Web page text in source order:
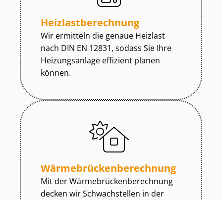
Heiz­last­be­rech­nung
Wir ermitteln die genaue Heizlast
nach DIN EN 12831, sodass Sie Ihre
Heizungsanlage effizient planen
können.
Wär­me­brü­cken­be­rech­nung
Mit der Wär­me­brü­cken­be­rech­nung
decken wir Schwachstellen in der